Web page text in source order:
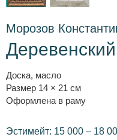
Морозов
Доска, масло
Размер 14 × 21 см
Оформлена в раму
Эстимейт: 15 000 – 18